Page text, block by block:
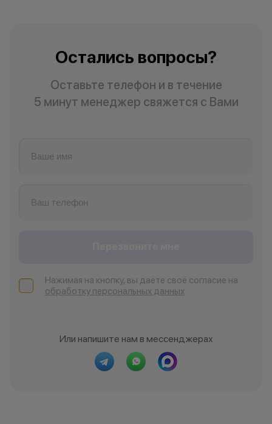
Остались вопросы?
Оставьте телефон и в течение
5 минут менеджер свяжется с Вами
Нажимая на кнопку, вы даёте своё согласие на
обработку персональных данных
Или напишите нам в мессенджерах